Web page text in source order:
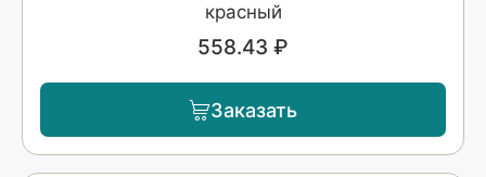
красный
558.43 ₽
Заказать